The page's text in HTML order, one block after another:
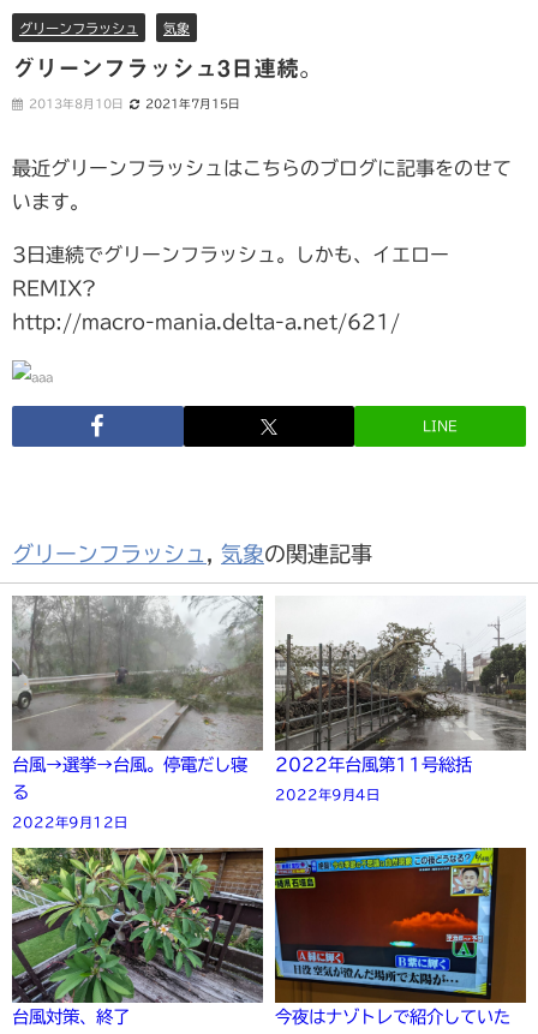
グリーンフラッシュ 気象
グリーンフラッシュ3日連続。
2013年8月10日 2021年7月15日
最近グリーンフラッシュはこちらのブログに記事をのせて
います。
3日連続でグリーンフラッシュ。しかも、イエロー
REMIX?
http://macro-mania.delta-a.net/621/
LINE
グリーンフラッシュ , 気象の関連記事
台風→選挙→台風。停電だし寝
る
2022年9月12日
2022年台風第11号総括
2022年9月4日
台風対策、終了
今夜はナゾトレで紹介していた